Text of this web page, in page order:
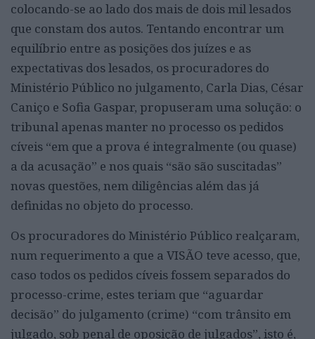
colocando-se ao lado dos mais de dois mil lesados
que constam dos autos. Tentando encontrar um
equilíbrio entre as posições dos juízes e as
expectativas dos lesados, os procuradores do
Ministério Público no julgamento, Carla Dias, César
Caniço e Sofia Gaspar, propuseram uma solução: o
tribunal apenas manter no processo os pedidos
cíveis “em que a prova é integralmente (ou quase)
a da acusação” e nos quais “são são suscitadas”
novas questões, nem diligências além das já
definidas no objeto do processo.
Os procuradores do Ministério Público realçaram,
num requerimento a que a VISÃO teve acesso, que,
caso todos os pedidos cíveis fossem separados do
processo-crime, estes teriam que “aguardar
decisão” do julgamento (crime) “com trânsito em
julgado, sob penal de oposição de julgados”, isto é,